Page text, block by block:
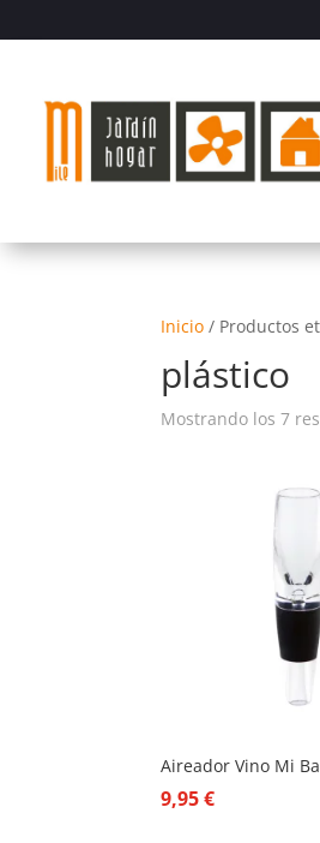
Inicio / Productos
plástico
Mostrando los 7
Aireador Vino Mi
9,95€